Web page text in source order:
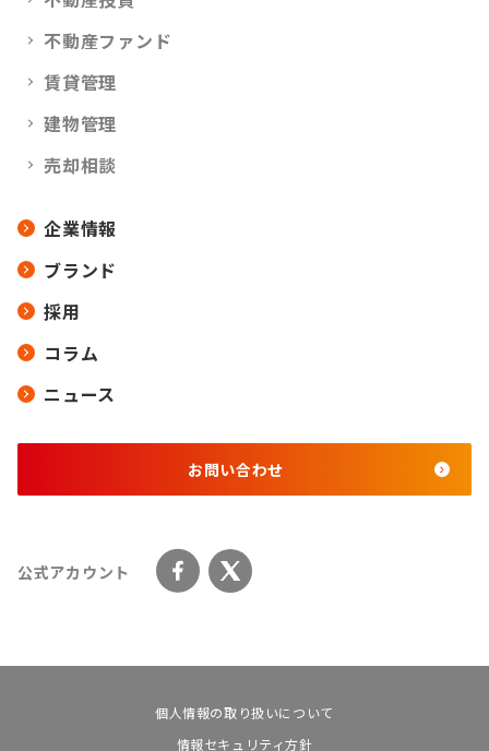
不動産ファンド
賃貸管理
建物管理
売却相談
企業情報
ブランド
採用
コラム
ニュース
お問い合わせ
公式アカウント
個人情報の取り扱いについて
情報セキュリティ方針